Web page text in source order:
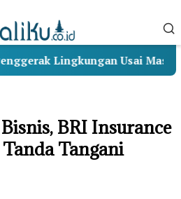
Lingkungan Usai Masa
BRI Insurance
Tangani